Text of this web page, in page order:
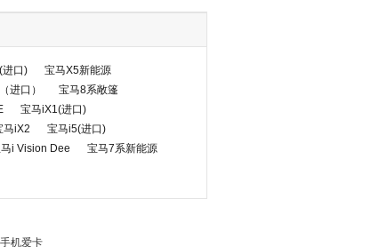
进口)
宝马X5新能源
进口）
宝马8系敞篷
宝马iX1(进口)
马iX2
宝马i5(进口)
i Vision Dee
宝马7系新能源
手机爱卡